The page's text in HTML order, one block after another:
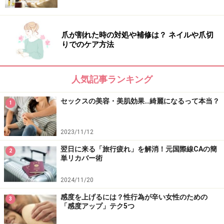
爪が割れた時の対処や補修は？ ネイルや爪切
りでのケア方法
人気記事ランキング
1 セックスの美容・美肌効果…綺麗になるって本当？
2023/11/12
2
翌日に来る「旅行疲れ」を解消！元国際線CAの簡
単リカバー術
2024/11/20
3
感度を上げるには？性行為が辛い女性のための
「感度アップ」テク5つ